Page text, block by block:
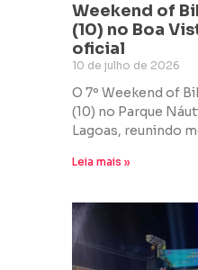
Weekend of
(10) no Boa
oficial
10 de julho de 2026
O 7º Weekend of
(10) no Parque
Lagoas, reunindo
Leia mais »